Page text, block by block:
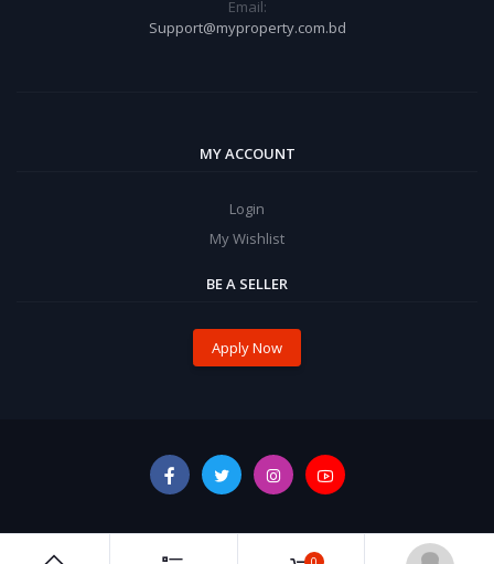
Email:
Support@myproperty.com.bd
MY ACCOUNT
Login
My Wishlist
BE A SELLER
Apply Now